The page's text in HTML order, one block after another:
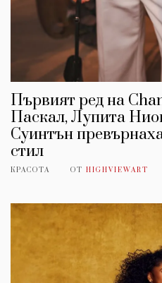
Първият ред на
Паскал, Лупита
Суинтън
стил
КРАСОТА ОТ HIGHVIEWART